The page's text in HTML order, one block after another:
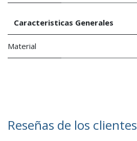
Caracteristicas Generales
Material
Reseñas de los clientes